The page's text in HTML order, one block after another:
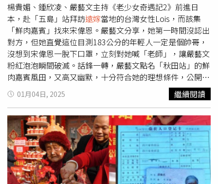
績，也期許他們繼續往夢想前進。導演許志成也在直播時說
出了秋田拜訪的兩位大學生情侶耿瑋和芳瑜近況，兩人感情
依舊，回台灣後耿瑋接下家業，芳瑜與媽媽一起在市場賣雞
肉，努力生活。楊貴媚近期與赴高知打棒球的國善和喬恩在
台灣聚餐。（圖／桂田文創提供）而10集節目中請到5位男
藝人作為每一站的特別嘉賓，包括張軒睿、林哲熹、宋偉
恩、禾浩辰、風田，嚴藝文表示相當感謝製作單位邀請到一
群小鮮肉，許願成功。楊貴媚則表示他們不只是小鮮肉，每
一位都付出真心與節目中的受訪者交流，宋偉恩更許願下一
季自己也能參與，搞笑表示「我應徵當劇照師也沒關係」。
風田在最後一集中看到每位受訪者意外出現在秋田餐廳中，
三位姐姐驚喜中又感動到淚流滿面，他笑說：「希望下次自
己能從頭到尾都參與其中，一定很感動。」
楊貴媚、鍾欣凌、嚴藝文主持《老少女奇遇記2》前進日
本，赴「五島」站拜訪遠嫁當地的台灣女性Lois，而該集
「鮮肉嘉賓」找來宋偉恩。嚴藝文分享，她第一時間沒認出
對方，但她直覺這位目測183公分的年輕人一定是個帥哥，
沒想到宋偉恩一脫下口罩，立刻對她喊「老師」，讓嚴藝文
粉紅泡泡瞬間破滅。話鋒一轉，嚴藝文點名「秋田站」的鮮
肉嘉賓風田，又高又幽默，十分符合她的理想條件，公開告
白：「我就覺得如果是他，我可以！」台灣女孩Lois勇敢赴
日追愛，讓嚴藝文十分佩服。（圖／桂田文化藝術基金會、
桂田文創提供）嚴藝文感慨，Lois能克服文化差異和年紀差
距，並帶著小孩二婚嫁到五島，勇敢追愛的決心令她佩服，
換作她可能無法為愛遠走他鄉，尤其轉型幕後，她又多了一
層包袱，必須時刻保持專業形象，外界對她的看法也與當演
員時大不相同，「以前當演員，人家會說『妳這頭髮很好看
欸』，還會稱讚『妳穿這衣服好看』，但敢跟導演講這種話
01月04日, 2025 繼續閱讀